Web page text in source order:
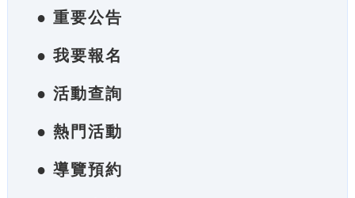
● 重要公告
● 我要報名
● 活動查詢
● 熱門活動
● 導覽預約